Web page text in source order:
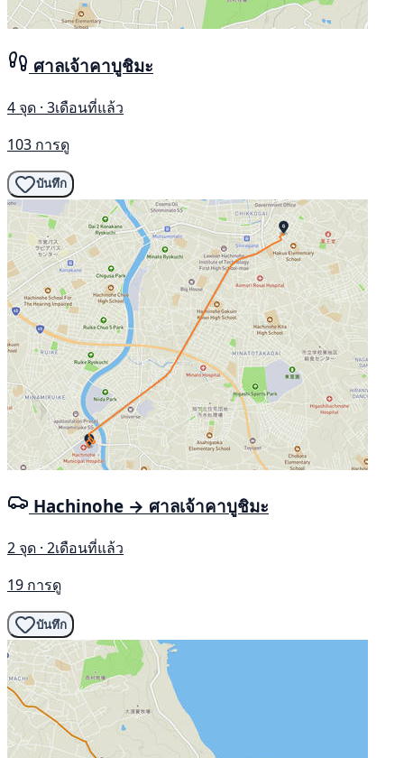
ศาลเจ้าคาบูชิมะ
4 จุด · 3เดือนที่แล้ว
103 การดู
บันทึก
Hachinohe → ศาลเจ้าคาบูชิมะ
2 จุด · 2เดือนที่แล้ว
19 การดู
บันทึก